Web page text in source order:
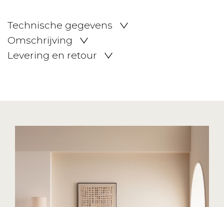
Technische gegevens
Omschrijving
Levering en retour